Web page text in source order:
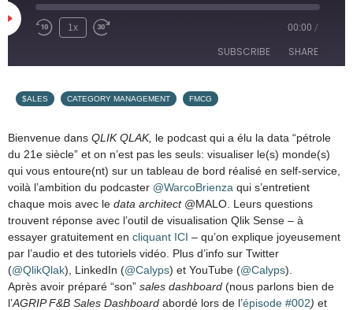
1x 00:00 /
SUBSCRIBE SHARE
Apple Podcasts Google Podcasts
Podcast Addict RSS
SoundCloud Spotify
RSS FEED
SHARE
LINK
EMBED
$ALES CATEGORY MANAGEMENT FMCG
Bienvenue dans QLIK QLAK, le podcast qui a élu la data “pétrole
du 21e siècle” et on n’est pas les seuls: visualiser le(s) monde(s)
qui vous entoure(nt) sur un tableau de bord réalisé en self-service,
voilà l’ambition du podcaster @WarcoBrienza qui s’entretient
chaque mois avec le data architect@MALO. Leurs questions
trouvent réponse avec l’outil de visualisation Qlik Sense – à
essayer gratuitement en cliquant ICI – qu’on explique joyeusement
par l’audio et des tutoriels vidéo. Plus d’info sur Twitter
(@QlikQlak), LinkedIn (@Calyps) et YouTube (@Calyps).
Après avoir préparé “son” sales dashboard (nous parlons bien de
l’AGRIP F&B Sales Dashboard abordé lors de l’épisode #002) et